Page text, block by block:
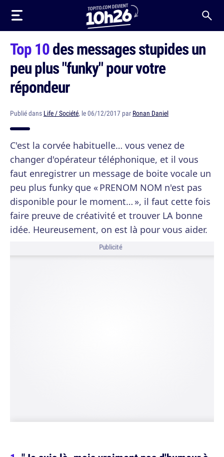
Top 10des messages stupides un
peu plus "funky" pour votre
répondeur
Publié dans Life / Société, le 06/12/2017 par Ronan Daniel
C'est la corvée habituelle… vous venez de
changer d'opérateur téléphonique, et il vous
faut enregistrer un message de boite vocale un
peu plus funky que « PRENOM NOM n'est pas
disponible pour le moment… », il faut cette fois
faire preuve de créativité et trouver LA bonne
idée. Heureusement, on est là pour vous aider.
Publicité